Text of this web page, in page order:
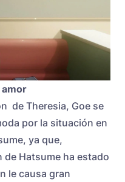
amor
de Theresia, Goe se
por la situación en
ya que,
Hatsume ha estado
le causa gran